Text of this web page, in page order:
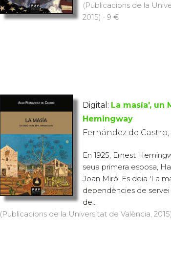
(Publicacions de la
2015) · 9 €
Digital: La masía', un
Hemingway
Fernández de Castro,
En 1925, Ernest
seua primera esposa,
Joan Miró. Es deia 'La
dependències de
de...
(Publicacions de la Universitat de València, 2015)